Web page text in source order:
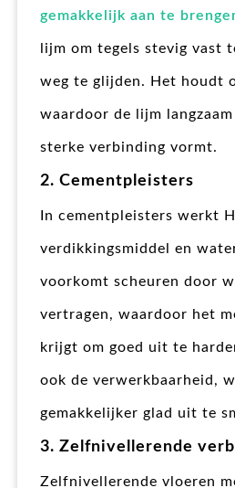
gemakkelijk aan te
lijm om tegels stevig vast
weg te glijden. Het houdt
waardoor de lijm
sterke verbinding vormt.
2. Cementpleisters
In cementpleisters werkt
verdikkingsmiddel en
voorkomt scheuren door
vertragen, waardoor het
krijgt om goed uit te
ook de verwerkbaarheid,
gemakkelijker glad uit te
3. Zelfnivellerende
Zelfnivellerende vloeren